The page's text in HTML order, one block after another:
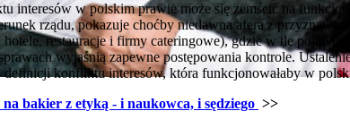
w polskim prawie może się zemścić na
rządu, pokazuje choćby niedawna afera z
restauracje i firmy cateringowe), gdzie w tle
wyjaśnią zapewne postępowania kontrole.
definicji konfliktu interesów, która funkcjonowałaby w
bakier z etyką - i naukowca, i sędziego >>